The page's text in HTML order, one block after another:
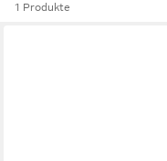
1 Produkte